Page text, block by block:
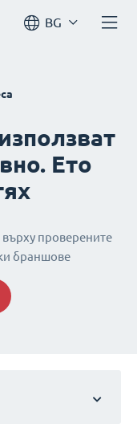
BG
Ето
проверените
браншове